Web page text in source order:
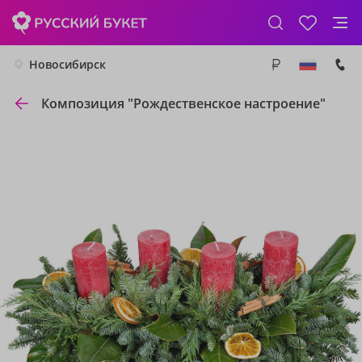
Новосибирск
Композиция "Рождественское настроение"